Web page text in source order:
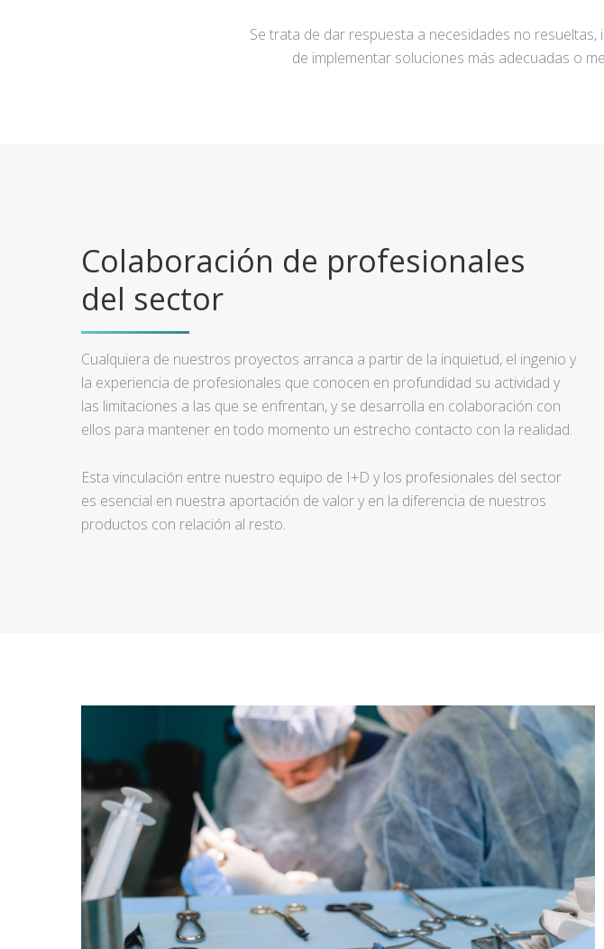
Se trata de dar respuesta a necesidades no
de implementar soluciones más adecuadas o
Colaboración de profesionales
del sector
Cualquiera de nuestros proyectos arranca a partir de la inquietud, el ingenio y
la experiencia de profesionales que conocen en profundidad su actividad y
las limitaciones a las que se enfrentan, y se desarrolla en colaboración con
ellos para mantener en todo momento un estrecho contacto con la realidad.
Esta vinculación entre nuestro equipo de I+D y los profesionales del sector
es esencial en nuestra aportación de valor y en la diferencia de nuestros
productos con relación al resto.